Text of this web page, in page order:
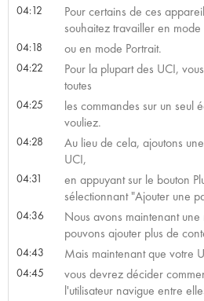
04:12
Pour certains de ces
souhaitez travailler en mode
04:18 ou en mode Portrait.
04:22
Pour la plupart des UCI,
toutes
04:25
les commandes sur un seul
vouliez.
04:28
Au lieu de cela, ajoutons
UCI,
04:31
en appuyant sur le bouton
sélectionnant "Ajouter une
04:36
Nous avons maintenant
pouvons ajouter plus de
04:43 Mais maintenant que votre
04:45
vous devrez décider
l'utilisateur navigue entre